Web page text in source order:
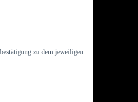
zu dem jeweiligen